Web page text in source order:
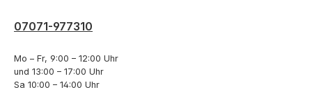
07071-977310
Mo – Fr, 9:00 – 12:00 Uhr
und 13:00 – 17:00 Uhr
Sa 10:00 – 14:00 Uhr